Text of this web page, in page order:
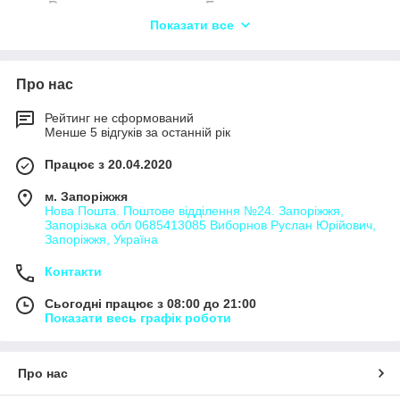
Вантажоперевезення Береза,
Вантажоперевезення Березники,
Вантажоперевезення Броди,
Вантажоперевезення Велимче,
Вантажоперевезення Видраниця,
Вантажоперевезення Височне,
Вантажоперевезення Витень,
Вантажоперевезення Годинь,
Вантажоперевезення Датинь,
Показати все
Про нас
Рейтинг не сформований
Менше 5 відгуків за останній рік
Працює з 20.04.2020
м. Запоріжжя
Нова Пошта. Поштове відділення №24. Запоріжжя,
Запорізька обл 0685413085 Виборнов Руслан Юрійович,
Запоріжжя, Україна
Контакти
Сьогодні працює з 08:00 до 21:00
Показати весь графік роботи
Про нас